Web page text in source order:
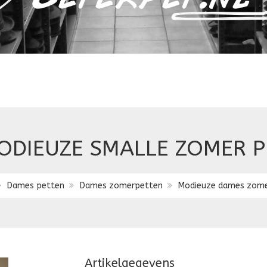
SMALLE ZOMER
Dames petten Dames zomerpetten Modieuze dames
Artikelgegevens